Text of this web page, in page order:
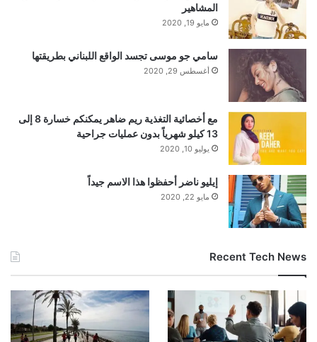
المشاهير
مايو 19, 2020
سامي جو موسى تجسد الواقع اللبناني بطريقتها
أغسطس 29, 2020
مع أخصائية التغذية ريم ضاهر يمكنكم خسارة 8 إلى
13 كيلو شهرياً بدون عمليات جراحية
يوليو 10, 2020
إيليو ناضر أحفظوا هذا الاسم جيداً
مايو 22, 2020
Recent Tech News